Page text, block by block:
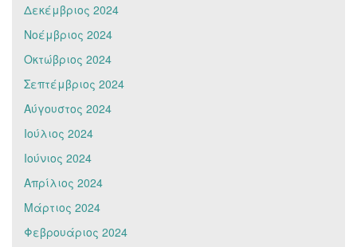
Δεκέμβριος 2024
Νοέμβριος 2024
Οκτώβριος 2024
Σεπτέμβριος 2024
Αύγουστος 2024
Ιούλιος 2024
Ιούνιος 2024
Απρίλιος 2024
Μάρτιος 2024
Φεβρουάριος 2024